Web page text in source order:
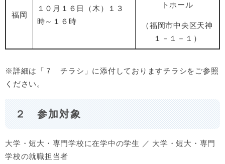
福岡
１０月１６日（木）１３
時～１６時
トホール
（福岡市中央区天神
１－１－１）
※詳細は「７ チラシ」に添付しておりますチラシをご参照
ください。
２ 参加対象
大学・短大・専門学校に在学中の学生 ／ 大学・短大・専門
学校の就職担当者